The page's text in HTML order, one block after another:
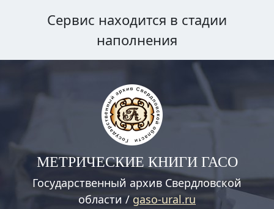
Сервис находится в стадии
наполнения
МЕТРИЧЕСКИЕ КНИГИ ГАСО
Государственный архив Свердловской
области / gaso-ural.ru